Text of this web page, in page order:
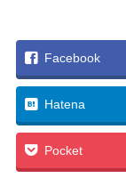
Facebook
Hatena
Pocket